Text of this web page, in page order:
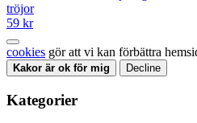
tröjor
59 kr
cookies gör att vi kan förbättra
Kakor är ok för mig Decline
Kategorier